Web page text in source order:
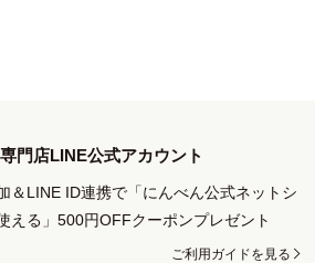
門店LINE公式アカウント
＆LINE ID連携で「にんべん公式ネットシ
える」500円OFFクーポンプレゼント
ご利用ガイドを見る